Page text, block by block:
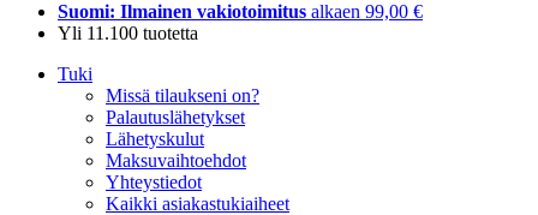
Suomi: Ilmainen vakiotoimitus alkaen 99,00 €
Yli 11.100 tuotetta
Tuki
Missä tilaukseni on?
Palautuslähetykset
Lähetyskulut
Maksuvaihtoehdot
Yhteystiedot
Kaikki asiakastukiaiheet